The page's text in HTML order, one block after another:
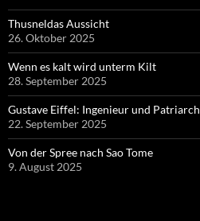
Thusneldas Aussicht
26. Oktober 2025
Wenn es kalt wird unterm Kilt
28. September 2025
Gustave Eiffel: Ingenieur und Patriarch
22. September 2025
Von der Spree nach Sao Tome
9. August 2025